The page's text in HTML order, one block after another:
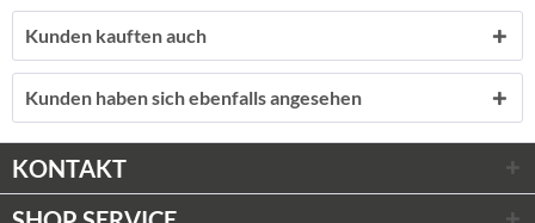
Kunden kauften auch
Kunden haben sich ebenfalls angesehen
KONTAKT